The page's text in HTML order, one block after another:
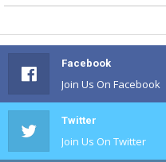
Facebook
Join Us On Facebook
Twitter
Join Us On Twitter